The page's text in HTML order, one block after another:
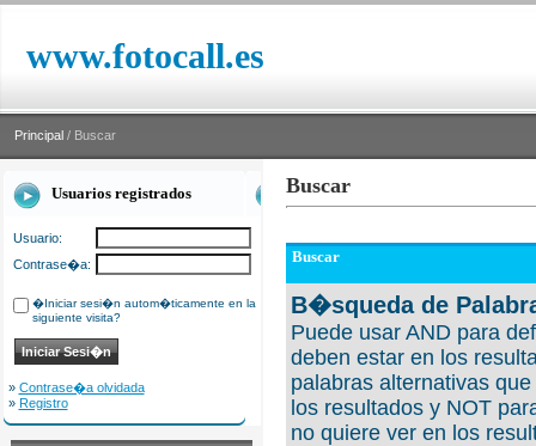
www.fotocall.es
Principal / Buscar
Usuarios registrados
Usuario:
Contrase�a:
�Iniciar sesi�n autom�ticamente en la
siguiente visita?
» Contrase�a olvidada
» Registro
Buscar
Buscar
B�squeda de
Puede usar AND para
deben estar en los
palabras alternativas
los resultados y NOT
no quiere ver en los